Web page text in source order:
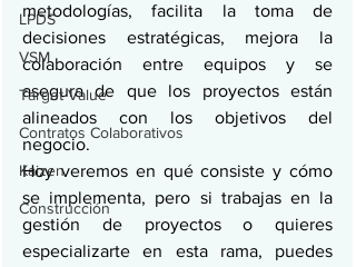
LPDS
VSM
Target Value
Contratos Colaborativos
Kaizen
Construcción
metodologías, facilita la toma de
decisiones estratégicas, mejora la
colaboración entre equipos y se
asegura de que los proyectos están
alineados con los objetivos del
negocio.
Hoy veremos en qué consiste y cómo
se implementa, pero si trabajas en la
gestión de proyectos o quieres
especializarte en esta rama, puedes